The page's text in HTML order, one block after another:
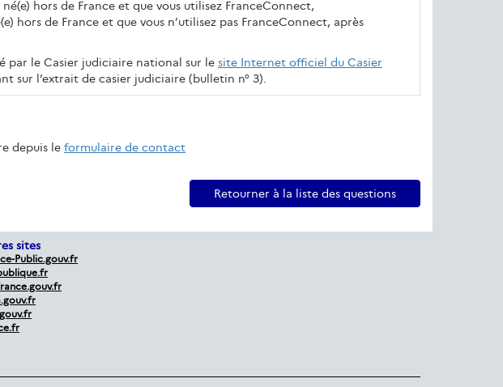
hors de France et que vous utilisez FranceConnect,
hors de France et que vous n’utilisez pas FranceConnect, après
par le Casier judiciaire national sur le site Internet officiel du Casier
sur l’extrait de casier judiciaire (bulletin n° 3).
depuis le formulaire de contact
Retourner à la liste des questions
sites
Public.gouv.fr